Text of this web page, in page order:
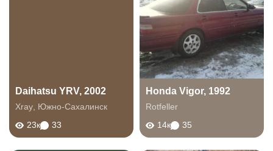
Daihatsu YRV, 2002
Xray Южно-Сахалинск
23к
33
Honda Vigor, 1992
Rotfeller
14к
35